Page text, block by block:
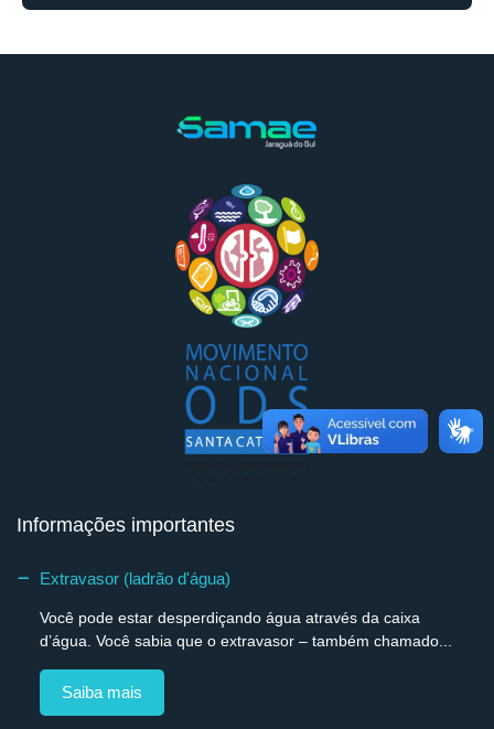
Informações importantes
Extravasor (ladrão d'água)
Você pode estar desperdiçando água através da caixa
d’água. Você sabia que o extravasor – também chamado...
Saiba mais